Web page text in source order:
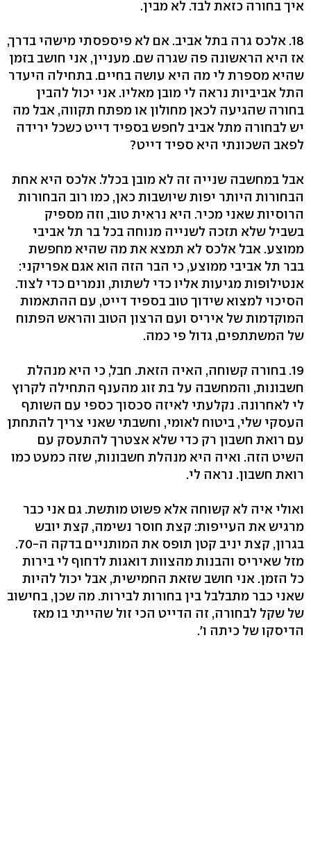
איך בחורה כזאת לבד. לא מבין.
18. אלכס גרה בתל אביב. אם לא פיספסתי מישהי בדרך,
אז היא הראשונה פה שגרה שם. מעניין, אני חושב בזמן
שהיא מספרת לי מה היא עושה בחיים. בתחילה היעדר
התל אביביות נראה לי מובן מאליו. אני יכול להבין
בחורה שהגיעה לכאן מחולון או מפתח תקווה, אבל מה
יש לבחורה מתל אביב לחפש בספיד דייט כשכל ירידה
לפאב השכונתי היא ספיד דייט?
אבל במחשבה שנייה זה לא מובן בכלל. אלכס היא אחת
הבחורות היותר יפות שיושבות כאן, כמו רוב הבחורות
הרוסיות שאני מכיר. היא נראית טוב, וזה מספיק
בשביל שלא תזכה לשנייה מנוחה בכל בר תל אביבי
ממוצע. אבל אלכס לא תמצא את מה שהיא מחפשת
בבר תל אביבי ממוצע, כי הבר הזה הוא אגם אפריקני:
אנטילופות מגיעות אליו כדי לשתות, ונמרים כדי לצוד.
הסיכוי למצוא שידוך טוב בספיד דייט, עם ההתאמות
המוקדמות של איריס ועם הרצון הטוב והראש הפתוח
של המשתתפים, גדול פי כמה.
19. בחורה קשוחה, האיה הזאת. חבל, כי היא מנהלת
חשבונות, והמחשבה על בת זוג מהענף התחילה לקרוץ
לי לאחרונה. נקלעתי לאיזה סכסוך כספי עם השותף
העסקי שלי, ביטוח לאומי, וחשבתי שאני צריך להתחתן
עם רואת חשבון רק כדי שלא אצטרך להתעסק עם
השיט הזה. ואיה היא מנהלת חשבונות, שזה כמעט כמו
רואת חשבון. נראה לי.
ואולי איה לא קשוחה אלא פשוט מותשת. גם אני כבר
מרגיש את העייפות: קצת חוסר נשימה, קצת יובש
בגרון, קצת יניב קטן תופס את המותניים בדקה ה-70.
מזל שאיריס והבנות מהצוות דואגות לדחוף לי בירות
כל הזמן. אני חושב שזאת החמישית, אבל יכול להיות
שאני כבר מתבלבל בין בחורות לבירות. מה שכן, בחישוב
של שקל לבחורה, זה הדייט הכי זול שהייתי בו מאז
הדיסקו של כיתה ו'.